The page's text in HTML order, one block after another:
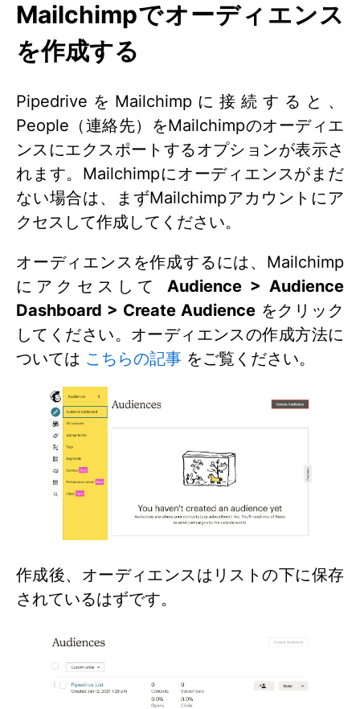
Mailchimpでオーディエンス
を作成する
PipedriveをMailchimpに接続すると、
People（連絡先）をMailchimpのオーディエ
ンスにエクスポートするオプションが表示さ
れます。Mailchimpにオーディエンスがまだ
ない場合は、まずMailchimpアカウントにア
クセスして作成してください。
オーディエンスを作成するには、Mailchimp
にアクセスして Audience > Audience
Dashboard > Create Audienceをクリック
してください。オーディエンスの作成方法に
ついては こちらの記事 をご覧ください。
作成後、オーディエンスはリストの下に保存
されているはずです。